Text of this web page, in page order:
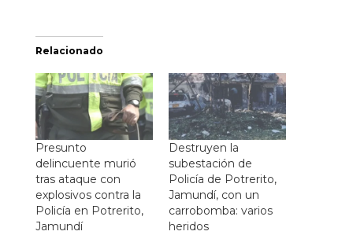
Relacionado
Presunto
delincuente murió
tras ataque con
explosivos contra la
Policía en Potrerito,
Jamundí
Destruyen la
subestación de
Policía de Potrerito,
Jamundí, con un
carrobomba: varios
heridos